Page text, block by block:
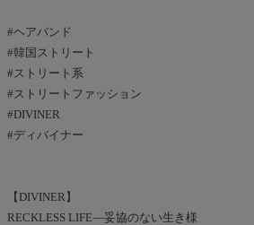
#ヘアバンド
#韓国ストリート
#ストリート系
#ストリートファッション
#DIVINER
#ディバイナー
【DIVINER】
RECKLESS LIFE―妥協のない生き様